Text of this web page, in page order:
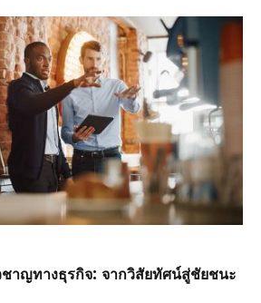
ชาญทางธุรกิจ: จากวิสัยทัศน์สู่ชัยชนะ